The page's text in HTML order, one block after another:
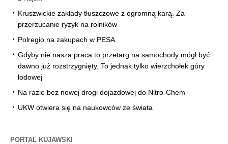
Kruszwickie zakłady tłuszczowe z ogromną karą. Za
przerzucanie ryzyk na rolników
Polregio na zakupach w PESA
Gdyby nie nasza praca to przetarg na samochody mógł być
dawno już rozstrzygnięty. To jednak tylko wierzchołek góry
lodowej
Na razie bez nowej drogi dojazdowej do Nitro-Chem
UKW otwiera się na naukowców ze świata
PORTAL KUJAWSKI